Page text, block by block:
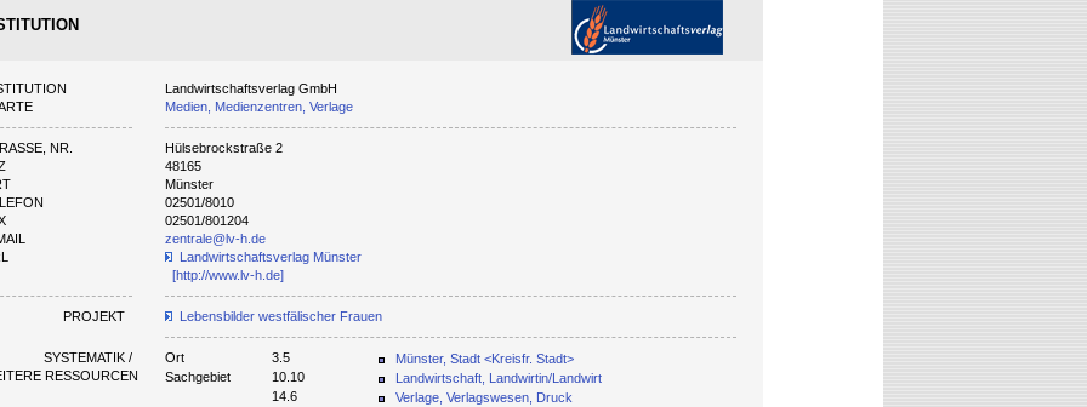
Landwirtschaftsverlag GmbH
Medien, Medienzentren, Verlage
NR.
Hülsebrockstraße 2
48165
Münster
02501/8010
02501/801204
zentrale@lv-h.de
Landwirtschaftsverlag Münster
[http://www.lv-h.de]
PROJEKT Lebensbilder westfälischer Frauen
SYSTEMATIK /
RESSOURCEN
Ort 3.5
Münster, Stadt <Kreisfr. Stadt>
Sachgebiet
10.10
Landwirtschaft, Landwirtin/Landwirt
14.6
Verlage, Verlagswesen, Druck